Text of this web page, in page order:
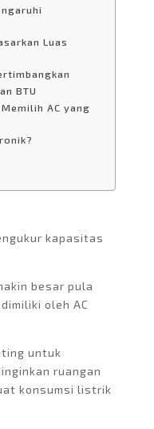
Luas
BTU
AC yang
kapasitas
besar pula
oleh AC
untuk
ruangan
konsumsi listrik